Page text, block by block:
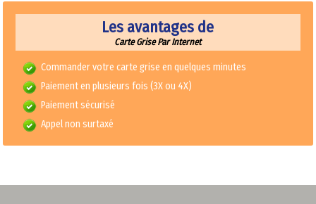
Les avantages de
Carte Grise Par Internet
Commander votre carte grise en quelques minutes
Paiement en plusieurs fois (3X ou 4X)
Paiement sécurisé
Appel non surtaxé